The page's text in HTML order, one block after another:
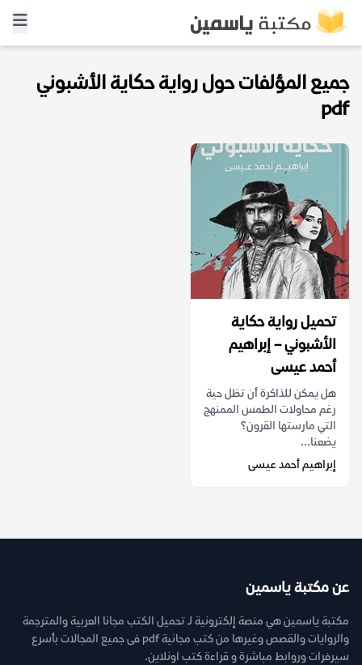
جميع المؤلفات حول رواية حكاية الأشبوني
pdf
تحميل رواية حكاية
الأشبوني – إبراهيم
أحمد عيسى
هل يمكن للذاكرة أن تظل حية
رغم محاولات الطمس الممنهج
التي مارستها القرون؟
يضعنا...
إبراهيم أحمد عيسى
عن مكتبة ياسمين
مكتبة ياسمين هي منصة إلكترونية لـ تحميل الكتب مجانا العربية والمترجمة
والروايات والقصص وغيرها من كتب مجانية pdf فى جميع المجالات بأسرع
سيرفرات وروابط مباشرة و قراءة كتب اونلاين.